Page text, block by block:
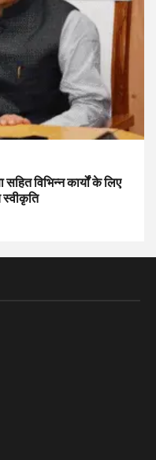
विभिन्न कार्यों के लिए